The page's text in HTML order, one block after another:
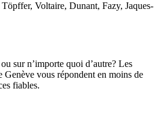
Voltaire, Dunant, Fazy, Jaques-
sur n’importe quoi d’autre? Les
vous répondent en moins de
fiables.